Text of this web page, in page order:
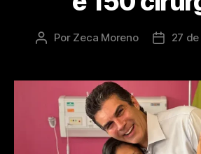
Por Zeca Moreno 27